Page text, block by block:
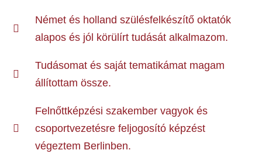
Német és holland szülésfelkészítő oktatók
alapos és jól körülírt tudását alkalmazom.
Tudásomat és saját tematikámat magam
állítottam össze.
Felnőttképzési szakember vagyok és
csoportvezetésre feljogosító képzést
végeztem Berlinben.